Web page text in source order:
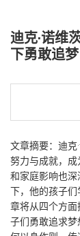
迪克·诺维
下勇敢追梦
文章摘要：迪
努力与成就，
和家庭影响也
下，他的孩子
章将从四个方
子们勇敢追求